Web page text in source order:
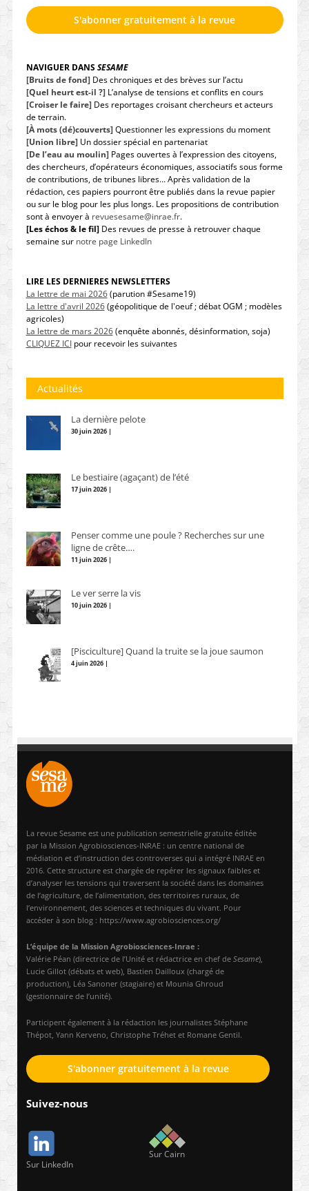
S'abonner gratuitement à la revue
NAVIGUER DANSSESAME
[Bruits de fond]Des chroniques et des brèves sur l’actu
[Quel heurt est-il ?]L’analyse de tensions et conflits en cours
[Croiser le faire]Des reportages croisant chercheurs et acteurs
de terrain.
[À mots (dé)couverts]Questionner les expressions du moment
[Union libre]Un dossier spécial en partenariat
[De l’eau au moulin]Pages ouvertes à l’expression des citoyens,
des chercheurs, d’opérateurs économiques, associatifs sous forme
de contributions, de tribunes libres… Après validation de la
rédaction, ces papiers pourront être publiés dans la revue papier
ou sur le blog pour les plus longs. Les propositions de contribution
sont à envoyer à revuesesame@inrae.fr.
[Les échos & le fil]Des revues de presse à retrouver chaque
semaine sur notre page LinkedIn
LIRE LES DERNIERES NEWSLETTERS
La lettre de mai 2026(parution #Sesame19)
La lettre d'avril 2026(géopolitique de l'oeuf ; débat OGM ; modèles
agricoles)
La lettre de mars 2026(enquête abonnés, désinformation, soja)
CLIQUEZ ICIpour recevoir les suivantes
Actualités
La dernière pelote
30 juin 2026 |
Le bestiaire (agaçant) de l’été
17 juin 2026 |
Penser comme une poule ? Recherches sur une
ligne de crête….
11 juin 2026 |
Le ver serre la vis
10 juin 2026 |
[Pisciculture] Quand la truite se la joue saumon
4 juin 2026 |
La revue Sesame est une publication semestrielle gratuite éditée
par la Mission Agrobiosciences-INRAE : un centre national de
médiation et d’instruction des controverses qui a intégré INRAE en
2016. Cette structure est chargée de repérer les signaux faibles et
d’analyser les tensions qui traversent la société dans les domaines
de l’agriculture, de l’alimentation, des territoires ruraux, de
l’environnement, des sciences et techniques du vivant. Pour
accéder à son blog : https://www.agrobiosciences.org/
L’équipe de la Mission Agrobiosciences-Inrae :
Valérie Péan (directrice de l’Unité et rédactrice en chef de Sesame),
Lucie Gillot (débats et web), Bastien Dailloux (chargé de
production), Léa Sanoner (stagiaire) et Mounia Ghroud
(gestionnaire de l’unité).
Participent également à la rédaction les journalistes Stéphane
Thépot, Yann Kerveno, Christophe Tréhet et Romane Gentil.
S'abonner gratuitement à la revue
Suivez-nous
Sur LinkedIn
Sur Cairn